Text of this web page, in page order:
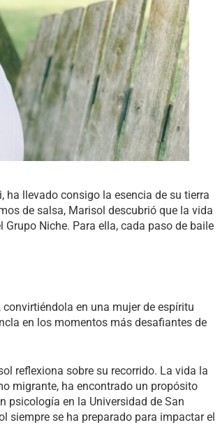
llevado consigo la esencia de su tierra
de salsa, Marisol descubrió que la vida
Niche. Para ella, cada paso de baile
en una mujer de espíritu
en los momentos más desafiantes de
reflexiona sobre su recorrido. La vida la
migrante, ha encontrado un propósito
psicología en la Universidad de San
siempre se ha preparado para impactar el